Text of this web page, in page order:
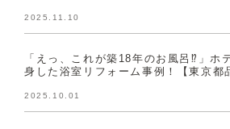
2025.11.10
「えっ、これが築18年のお風呂⁉」ホ
身した浴室リフォーム事例！【東京都
2025.10.01